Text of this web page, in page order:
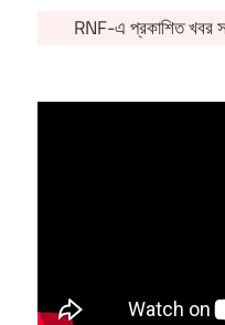
RNF-এ প্রকাশিত খবর